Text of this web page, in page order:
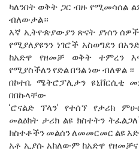
ካለንበት ወቅት ጋር ብዙ የሚመሳሰል
ብለውታል።
እኛ ኢትዮጵያውያን ጽናት ያነሰን
የሚያለያዩንን ነገሮች አስወግደን
ከአድዋ የዘመቻ ወቅት ተምረን
የሚያስችለን የድል በዓል ነው ብለዋል ።
በኮተቤ ሜትሮፓሊታን ዩኒቨርሲቲ
በበኩላቸው
‘ሮናልድ ፕላን’ የተሰኘ የታሪክ
መልዕክት ታሪክ ልዩ ክስተትን
ክስተቶችን መልሰን ለመመርመር ልዩ
አቶ ኢያሱ አክለውም ከአድዋ